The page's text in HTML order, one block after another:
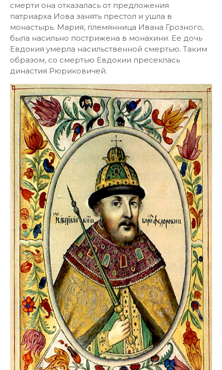
смерти она отказалась от предложения
патриарха Иова занять престол и ушла в
монастырь. Мария, племянница Ивана Грозного,
была насильно пострижена в монахини. Ее дочь
Евдокия умерла насильственной смертью. Таким
образом, со смертью Евдокии пресеклась
династия Рюриковичей.